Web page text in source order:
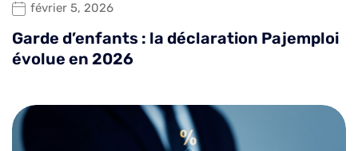
février 5, 2026
Garde d’enfants : la déclaration Pajemploi
évolue en 2026